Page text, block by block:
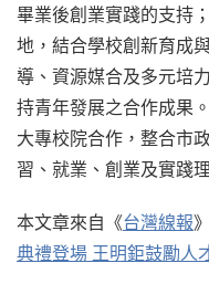
畢業後創業實踐的支持
地，結合學校創新育成
導、資源媒合及多元培
持青年發展之合作成果
大專校院合作，整合市
習、就業、創業及實踐
本文章來自《台灣線報
典禮登場 王明鉅鼓勵人